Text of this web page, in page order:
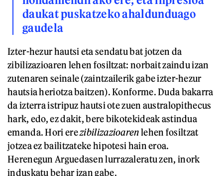
daukat puskatzeko ahaldunduago
gaudela
Izter-hezur hautsi eta sendatu bat jotzen da
zibilizazioaren lehen fosiltzat: norbait zaindu izan
zutenaren seinale (zaintzailerik gabe izter-hezur
hautsia heriotza baitzen). Konforme. Duda bakarra
da izterra istripuz hautsi ote zuen australopithecus
hark, edo, ez dakit, bere bikotekideak astindua
emanda. Hori erezibilizazioarenlehen fosiltzat
jotzea ez bailitzateke hipotesi hain eroa.
Herenegun Arguedasen lurrazaleratu zen, inork
induskatu behar izan gabe.